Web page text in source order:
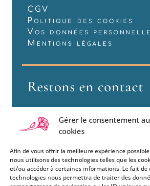
Gérer le consentement
cookies
Afin de vous offrir la meilleure expérience
nous utilisons des technologies telles que les
et/ou accéder à certaines informations. Le fait de
technologies nous permettra de traiter des
CGV
Politique des cookies
Vos données
Mentions légales
Restons en contact
Si vous souhaitez être